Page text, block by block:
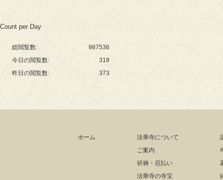
Count per Day
987536
総閲覧数:
318
今日の閲覧数:
373
昨日の閲覧数:
ホーム
法華寺について
ご案内
祈祷・厄払い
法華寺の寺宝